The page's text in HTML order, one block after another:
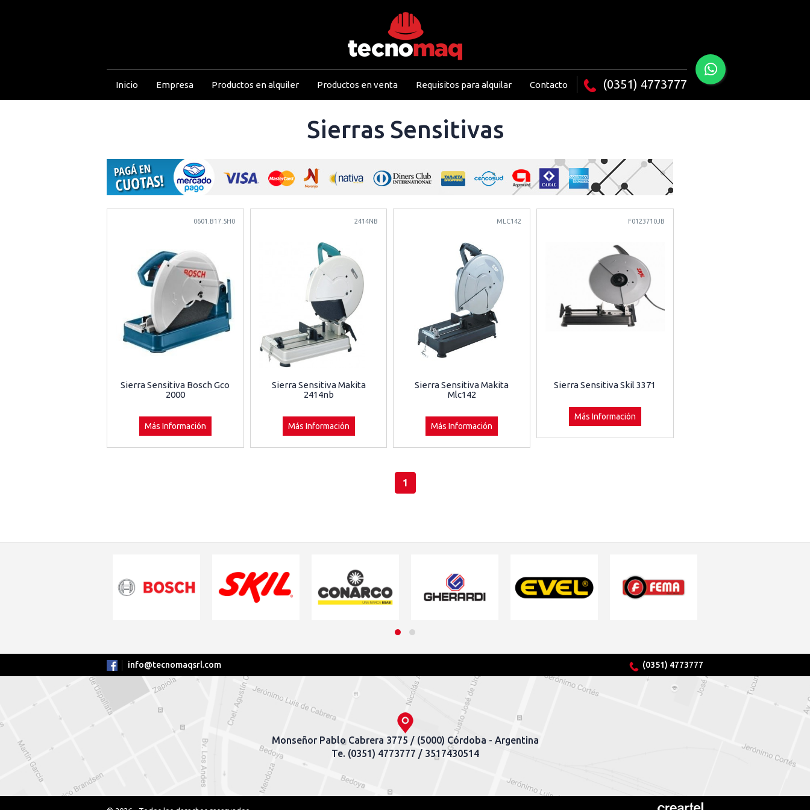
Inicio Empresa Productos en alquiler Productos en venta Requisitos para alquilar Contacto (0351) 4773777
Sierras Sensitivas
0601.B17.5H0
Sierra Sensitiva Bosch Gco
2000
Más Información
2414NB
Sierra Sensitiva Makita
2414nb
Más Información
MLC142
Sierra Sensitiva Makita
Mlc142
Más Información
F0123710JB
Sierra Sensitiva Skil 3371
Más Información
1
info@tecnomaqsrl.com (0351) 4773777
Monseñor Pablo Cabrera 3775 / (5000) Córdoba - Argentina
Te. (0351) 4773777 / 3517430514